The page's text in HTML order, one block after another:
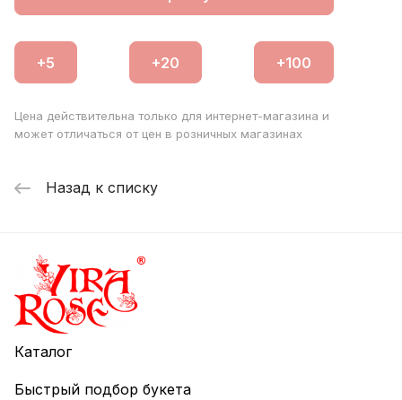
Цена действительна только для интернет-магазина и
может отличаться от цен в розничных магазинах
Назад к списку
Каталог
Быстрый подбор букета